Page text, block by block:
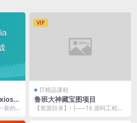
移
新的
VIP
IT精品课程
鲁班大神藏宝图项目
【资源目录】: ├──16 源码工程结